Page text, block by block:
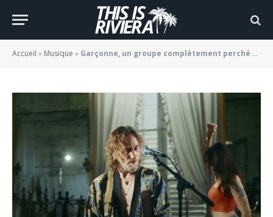
Accueil » Musique » Garçonne, un groupe complètement perché mais tellement stylé
tellement stylé
BY JADE MORGANE BLOGGER 23/04/2022